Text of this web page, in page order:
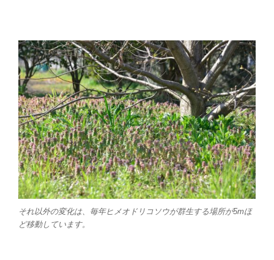
それ以外の変化は、毎年ヒメオドリコソウが群生する場所が5mほ
ど移動しています。